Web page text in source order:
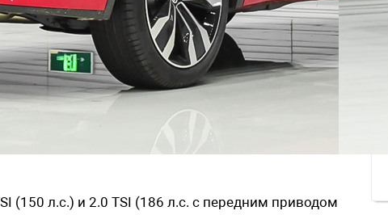
(150 л.с.) и 2.0 TSI (186 л.с. с передним приводом